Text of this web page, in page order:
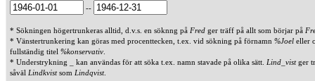
--
* Sökningen högertrunkeras alltid, d.v.s. en söknng på Fred ger träff på allt som börjar på
* Vänstertrunkering kan göras med procenttecken, t.ex. vid sökning på förnamn %Joel eller
fullständig titel %konservativ
* Understrykning _ kan användas för att söka t.ex. namn stavade på olika sätt. Lind_vistger
såväl Lindkvistsom Lindqvist.